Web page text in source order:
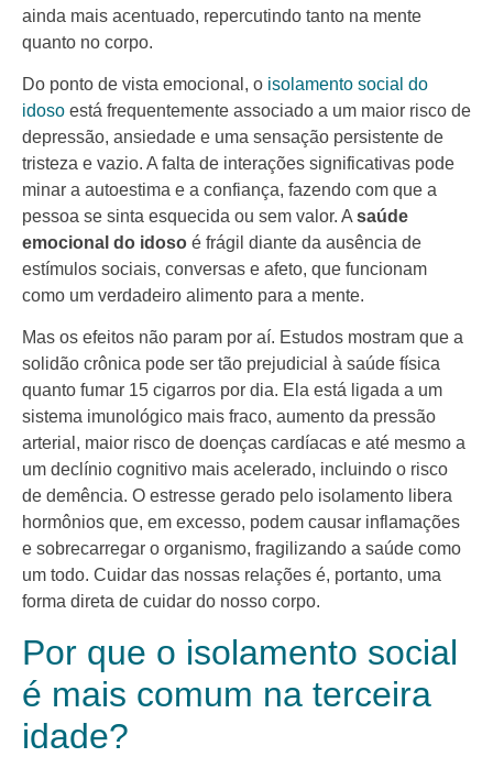
ainda mais acentuado, repercutindo tanto na mente
quanto no corpo.
Do ponto de vista emocional, o isolamento social do
idoso está frequentemente associado a um maior risco de
depressão, ansiedade e uma sensação persistente de
tristeza e vazio. A falta de interações significativas pode
minar a autoestima e a confiança, fazendo com que a
pessoa se sinta esquecida ou sem valor. A saúde
emocional do idoso é frágil diante da ausência de
estímulos sociais, conversas e afeto, que funcionam
como um verdadeiro alimento para a mente.
Mas os efeitos não param por aí. Estudos mostram que a
solidão crônica pode ser tão prejudicial à saúde física
quanto fumar 15 cigarros por dia. Ela está ligada a um
sistema imunológico mais fraco, aumento da pressão
arterial, maior risco de doenças cardíacas e até mesmo a
um declínio cognitivo mais acelerado, incluindo o risco
de demência. O estresse gerado pelo isolamento libera
hormônios que, em excesso, podem causar inflamações
e sobrecarregar o organismo, fragilizando a saúde como
um todo. Cuidar das nossas relações é, portanto, uma
forma direta de cuidar do nosso corpo.
Por que o isolamento social
é mais comum na terceira
idade?